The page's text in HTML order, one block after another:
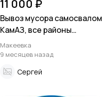
11 000 ₽
Вывоз мусора самосвалом
КамАЗ, все районы
Макеевки
Макеевка
9 месяцев назад
Сергей